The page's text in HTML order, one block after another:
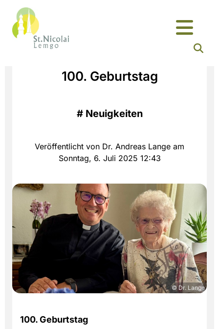
100. Geburtstag
# Neuigkeiten
Veröffentlicht von Dr. Andreas Lange am
Sonntag, 6. Juli 2025 12:43
© Dr. Lange
100. Geburtstag